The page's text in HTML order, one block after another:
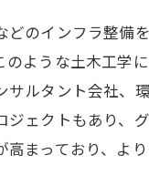
のインフラ整備
ような土木工学
ルタント会社、
ェクトもあり、
まっており、よ